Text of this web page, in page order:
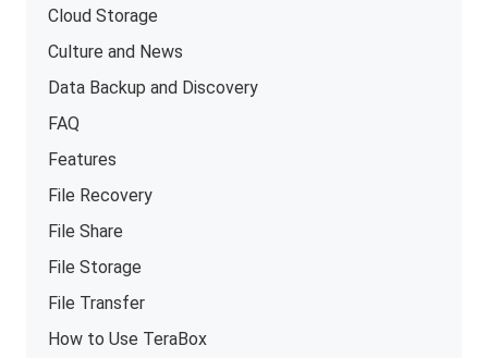
Cloud Storage
Culture and News
Data Backup and Discovery
FAQ
Features
File Recovery
File Share
File Storage
File Transfer
How to Use TeraBox